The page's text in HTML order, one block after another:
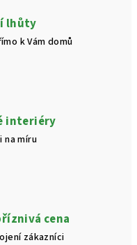
lhůty
k Vám domů
interiéry
na míru
cena
zákazníci